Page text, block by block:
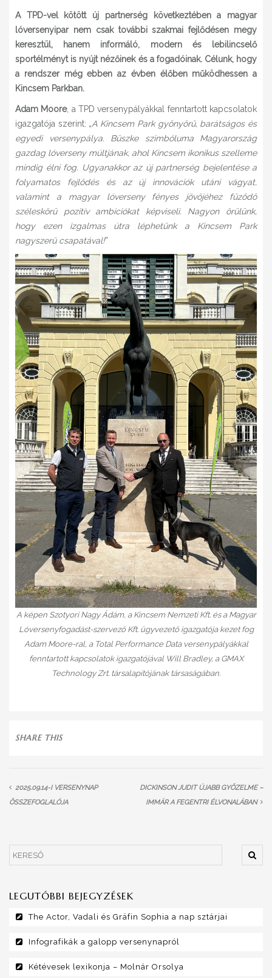
A TPD-vel kötött új partnerség következtében a magyar
lóversenyipar nem csak további szakmai fejlődésen megy
keresztül, hanem informáló, modern és lebilincselő
sportélményt is nyújt nézőinek és a fogadóinak. Célunk, hogy
a rendszer még ebben az évben élőben működhessen a
Kincsem Parkban.
Adam Moore, a TPD versenypályákkal fenntartott kapcsolatok
igazgatója szerint: „A Kincsem Park gyönyörű, barátságos és
egyedi versenypálya. Büszke szimbóluma Magyarország
gazdag lóverseny múltjának, ahol Kincsem ikonikus szelleme
mindig élni fog. Ugyanakkor az új partnerség bejelentése a
folyamatos fejlődés és az új innovációk utáni vágyat,
valamint a magyar lóverseny fényes jövőjéhez fűződő
széleskörű pozitív ambíciókat képviseli. Nagyon örülünk,
hogy ezen izgalmas útra léphetünk a Kincsem Park
nagyszerű csapatával!”
A képen Szotyori Nagy Ádám, a Kincsem Nemzeti Kft. és a Magyar
Lóversenyfogadást-szervező Kft. ügyvezető igazgatója kezet fog
Adam Moore-ral, a Total Performance Data versenypályákkal
fenntartott kapcsolatok igazgatójával Will Bradley, a GMAX
Technology Zrt. társalapítójának társaságában.
SHARE THIS
2025.09.14-I VERSENYNAP
ÖSSZEFOGLALÓJA
DICKINSON JUDIT ÚJABB GYŐZELME –
IMMÁR A FEGENTRI ÉLVONALÁBAN
LEGUTÓBBI BEJEGYZÉSEK
The Actor, Vadali és Gräfin Sophia a nap sztárjai
Infografikák a galopp versenynapról
Kétévesek lexikonja – Molnár Orsolya